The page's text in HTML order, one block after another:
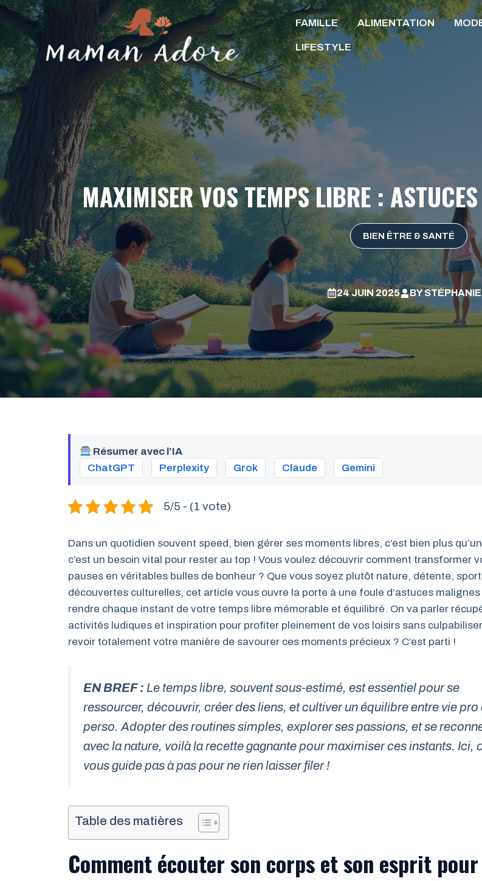
Aller
contenu
FAMILLE ALIMENTATION
LIFESTYLE
MAXIMISER VOS TEMPS LIBRE :
BIEN ÊTRE & SANTÉ
24 JUIN 2025 BYSTÉPHANIE
Résumer avec l’IA
ChatGPT
Perplexity Grok Claude Gemini
5/5 - (1 vote)
Dans un quotidien souvent speed, bien gérer ses moments libres, c’est bien plus
c’est un besoin vital pour rester au top ! Vous voulez découvrir comment transformer
pauses en véritables bulles de bonheur ? Que vous soyez plutôt nature, détente,
découvertes culturelles, cet article vous ouvre la porte à une foule d’astuces
rendre chaque instant de votre temps libre mémorable et équilibré. On va parler
activités ludiques et inspiration pour profiter pleinement de vos loisirs sans
revoir totalement votre manière de savourer ces moments précieux ? C’est parti !
EN BREF : Le temps libre, souvent sous-estimé, est essentiel pour se
ressourcer, découvrir, créer des liens, et cultiver un équilibre entre vie pro
perso. Adopter des routines simples, explorer ses passions, et se
avec la nature, voilà la recette gagnante pour maximiser ces instants. Ici,
vous guide pas à pas pour ne rien laisser filer !
Table des matières
Comment écouter son corps et son esprit pour